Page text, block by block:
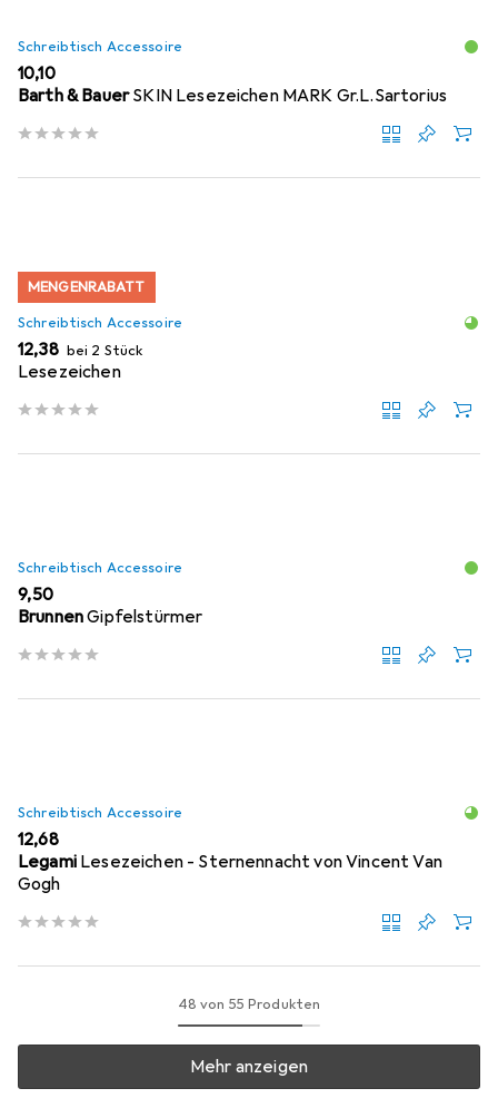
Schreibtisch Accessoire
EUR
10,10
Barth & BauerSKIN Lesezeichen MARK Gr.L.Sartorius
MENGENRABATT
Schreibtisch Accessoire
EUR
12,38 bei 2 Stück
Lesezeichen
Schreibtisch Accessoire
EUR
9,50
BrunnenGipfelstürmer
Schreibtisch Accessoire
EUR
12,68
Legami Lesezeichen - Sternennacht von Vincent Van
Gogh
48 von 55 Produkten
Mehr anzeigen